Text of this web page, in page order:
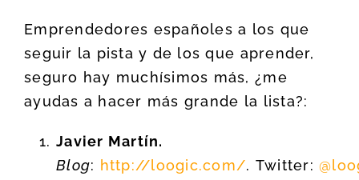
Emprendedores españoles a los que
seguir la pista y de los que aprender,
seguro hay muchísimos más, ¿me
ayudas a hacer más grande la lista?:
Javier Martín.
Blog: http://loogic.com/. Twitter: